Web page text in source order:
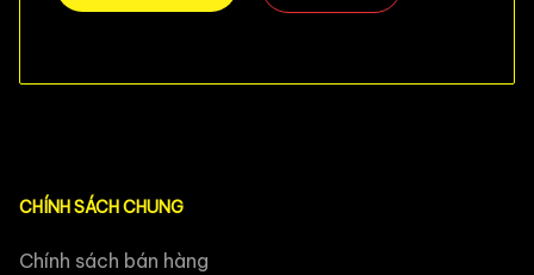
CHÍNH SÁCH CHUNG
Chính sách bán hàng